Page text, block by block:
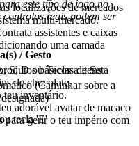
localizações de mercados
multi-mercado.
assistentes e caixas
uma camada
básicos a itens
de chocolate,
teu inventário.
adorável avatar de macaco
para gerir o teu império com
este tipo de jogo no
reais podem ser
/ Gesto
S, D ou Teclas de Seta
(Caminhar sobre a
tecla 'E'